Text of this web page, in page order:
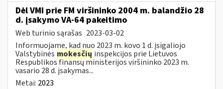
Dėl VMI prie FM viršininko 2004 m. balandžio 28
d. įsakymo VA-64 pakeitimo
Web turinio sąrašas 2023-03-02
Informuojame, kad nuo 2023 m. kovo 1 d. įsigaliojo
Valstybinės mokesčių inspekcijos prie Lietuvos
Respublikos finansų ministerijos viršininko 2023 m.
vasario 28 d. įsakymas...
Metai: 2023